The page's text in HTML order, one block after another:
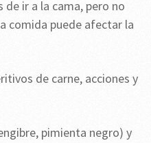
ir a la cama, pero no
comida puede afectar la
de carne, acciones y
pimienta negro) y